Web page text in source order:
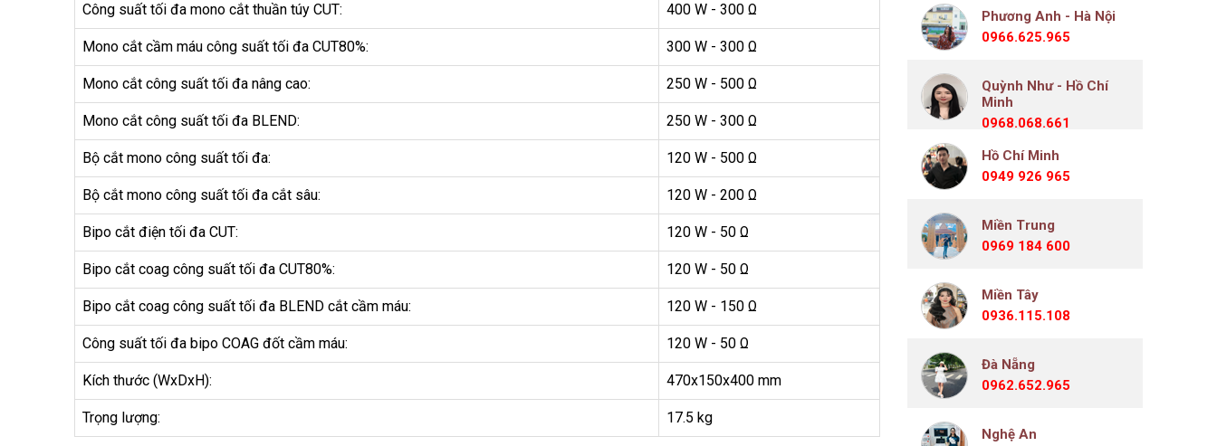
Công suất tối đa mono cắt thuần túy CUT: 400 W - 300 Ω
Mono cắt cầm máu công suất tối đa CUT80%: 300 W - 300 Ω
Mono cắt công suất tối đa nâng cao: 250 W - 500 Ω
Mono cắt công suất tối đa BLEND: 250 W - 300 Ω
Bộ cắt mono công suất tối đa: 120 W - 500 Ω
Bộ cắt mono công suất tối đa cắt sâu: 120 W - 200 Ω
Bipo cắt điện tối đa CUT: 120 W - 50 Ω
Bipo cắt coag công suất tối đa CUT80%: 120 W - 50 Ω
Bipo cắt coag công suất tối đa BLEND cắt cầm máu: 120 W - 150 Ω
Công suất tối đa bipo COAG đốt cầm máu: 120 W - 50 Ω
Kích thước (WxDxH): 470x150x400 mm
Trọng lượng: 17.5 kg
Phương Anh - Hà Nội
0966.625.965
Quỳnh Như - Hồ Chí
Minh
0968.068.661
Hồ Chí Minh
0949 926 965
Miền Trung
0969 184 600
Miền Tây
0936.115.108
Đà Nẵng
0962.652.965
Nghệ An